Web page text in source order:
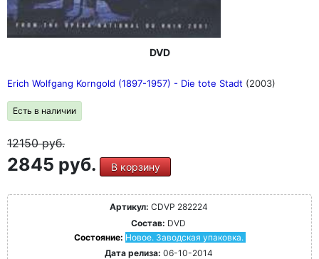
DVD
Erich Wolfgang Korngold (1897-1957) - Die tote Stadt (2003)
Есть в наличии
12150руб.
2845 руб. В корзину
Артикул: CDVP 282224
Состав: DVD
Состояние: Новое. Заводская упаковка.
Дата релиза: 06-10-2014